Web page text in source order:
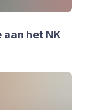
aan het NK